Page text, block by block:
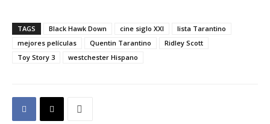
TAGS Black Hawk Down cine siglo XXI
lista Tarantino
mejores películas
Quentin Tarantino
Ridley Scott
Toy Story 3
westchester Hispano